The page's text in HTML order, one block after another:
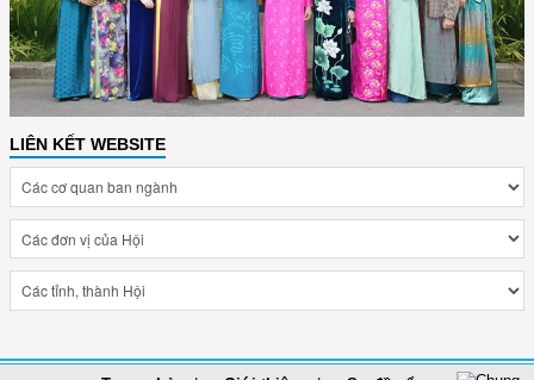
LIÊN KẾT WEBSITE